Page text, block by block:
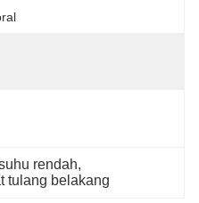
rendah,
tulang belakang